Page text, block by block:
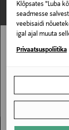
Klõpsates "Luba
seadmesse
veebisaidi
igal ajal muuta
Privaatsuspoliitika
Stockmann